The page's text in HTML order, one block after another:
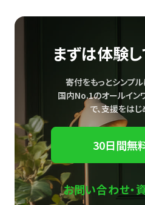
まずは体験し
寄付をもっとシンプル
国内No.1のオールイン
で、支援をはじ
30日間無
お問い合わせ・